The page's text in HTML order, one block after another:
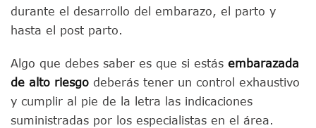
durante el desarrollo del embarazo, el parto y
hasta el post parto.
Algo que debes saber es que si estás embarazada
de alto riesgo deberás tener un control exhaustivo
y cumplir al pie de la letra las indicaciones
suministradas por los especialistas en el área.